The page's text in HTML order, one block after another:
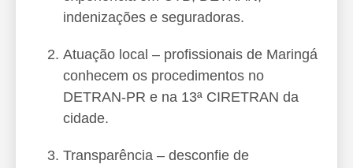
indenizações e seguradoras.
Atuação local – profissionais de Maringá
conhecem os procedimentos no
DETRAN-PR e na 13ª CIRETRAN da
cidade.
Transparência – desconfie de